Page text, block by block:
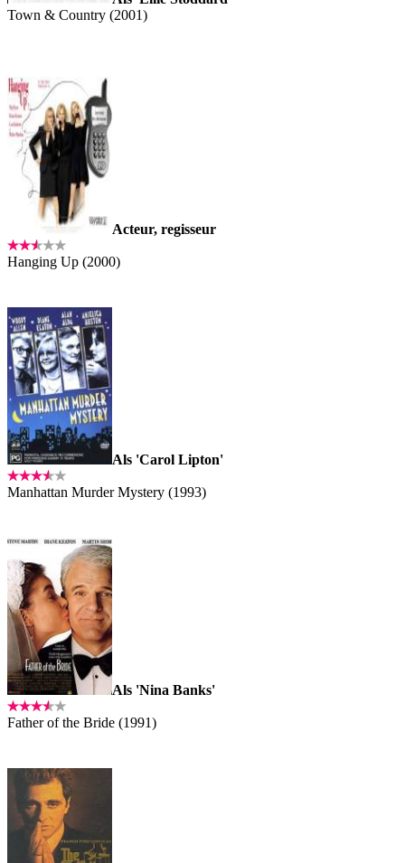
Town & Country (2001)
Acteur, regisseur
Hanging Up (2000)
Als 'Carol Lipton'
Manhattan Murder Mystery (1993)
Als 'Nina Banks'
Father of the Bride (1991)